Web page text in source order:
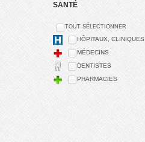
SANTÉ
TOUT SÉLECTIONNER
HÔPITAUX, CLINIQUES
MÉDECINS
DENTISTES
PHARMACIES